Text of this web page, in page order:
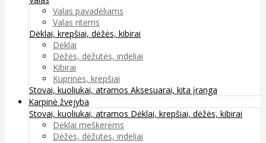
Valas pavadėliams
Valas ritėms
Dėklai, krepšiai, dėžės, kibirai
Dėklai
Dėžės, dėžutės, indeliai
Kibirai
Kuprinės, krepšiai
Stovai, kuoliukai, atramos Aksesuarai, kita įranga
Karpinė žvejyba
Stovai, kuoliukai, atramos Dėklai, krepšiai, dėžės, kibirai
Dėklai meškerėms
Dėžės, dėžutės, indeliai